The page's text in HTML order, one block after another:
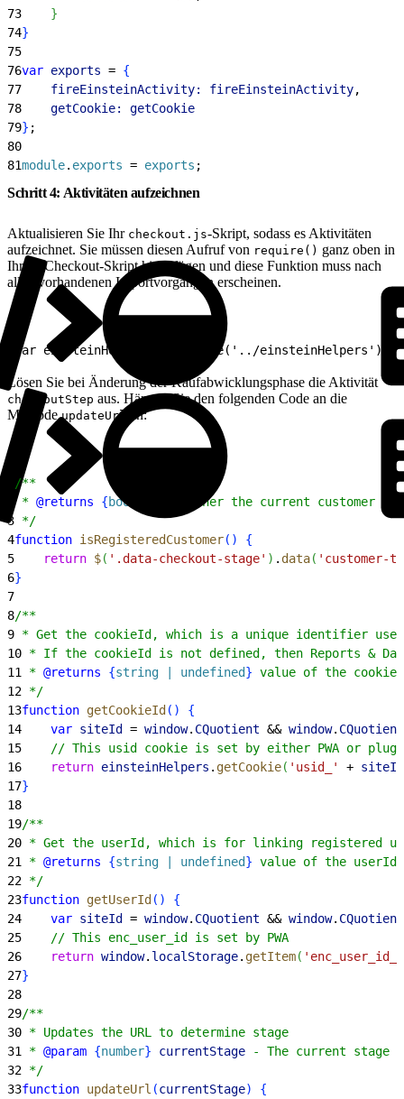
73
}
74}
75
76var exports = {
77
    fireEinsteinActivity:
fireEinsteinActivity,
78
    getCookie:
getCookie
79} ;
80
81module. exports = exports ;
Schritt 4: Aktivitäten aufzeichnen
Aktualisieren Sie Ihr checkout.js-Skript, sodass es Aktivitäten
aufzeichnet. Sie müssen diesen Aufruf von require() ganz oben in
Ihrem Checkout-Skript hinzufügen und diese Funktion muss nach
allen vorhandenen Importvorgängen erscheinen.
var einsteinHelpers = require('../einsteinHelpers');
Lösen Sie bei Änderung der Kaufabwicklungsphase die Aktivität
checkoutStep aus. Hängen Sie den folgenden Code an die
MethodeupdateUrl an:
/**
* @returns {boolean
whether the current customer
3 */
4function isRegisteredCustomer( )
{
5
    return
$( '.data-checkout-stage' ) . data( 'customer-
6}
7
8/**
9 * Get the cookieId, which is a unique identifier
10 * If the cookieId is not defined, then Reports &
11
* @returns {string | undefined} value of the
12 */
13function getCookieId ( )
{
14
    var
siteId = window. CQuotient && window. CQuotient
15
// This usid cookie is set by either PWA or
16
    return
einsteinHelpers . getCookie( 'usid_' + siteId
17}
18
19/**
20 * Get the userId, which is for linking registered
21
* @returns {string | undefined} value of the userId
22 */
23function getUserId ( )
{
24
    var
siteId = window. CQuotient && window. CQuotient
25
    // This enc_user_id is set by PWA
26
    return
window. localStorage. getItem( 'enc_user_id_'
27}
28
29/**
30 * Updates the URL to determine stage
31
* @param {number} currentStage - The current stage
32 */
33function updateUrl (currentStage)
{